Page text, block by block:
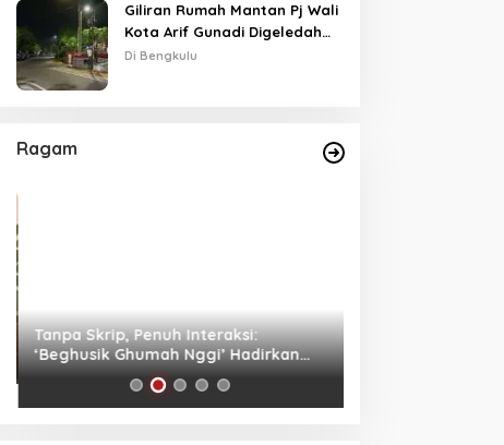
Giliran Rumah Mantan Pj Wali
Kota Arif Gunadi Digeledah
KPK, Sinyal Pengusutan
Di Bengkulu
Ragam
Tanpa Skrip, Penuh Interaksi:
‘Beghusik Ghumah Nggi’ Hadirkan
Ruang Digital Seperti Rumah Sendiri